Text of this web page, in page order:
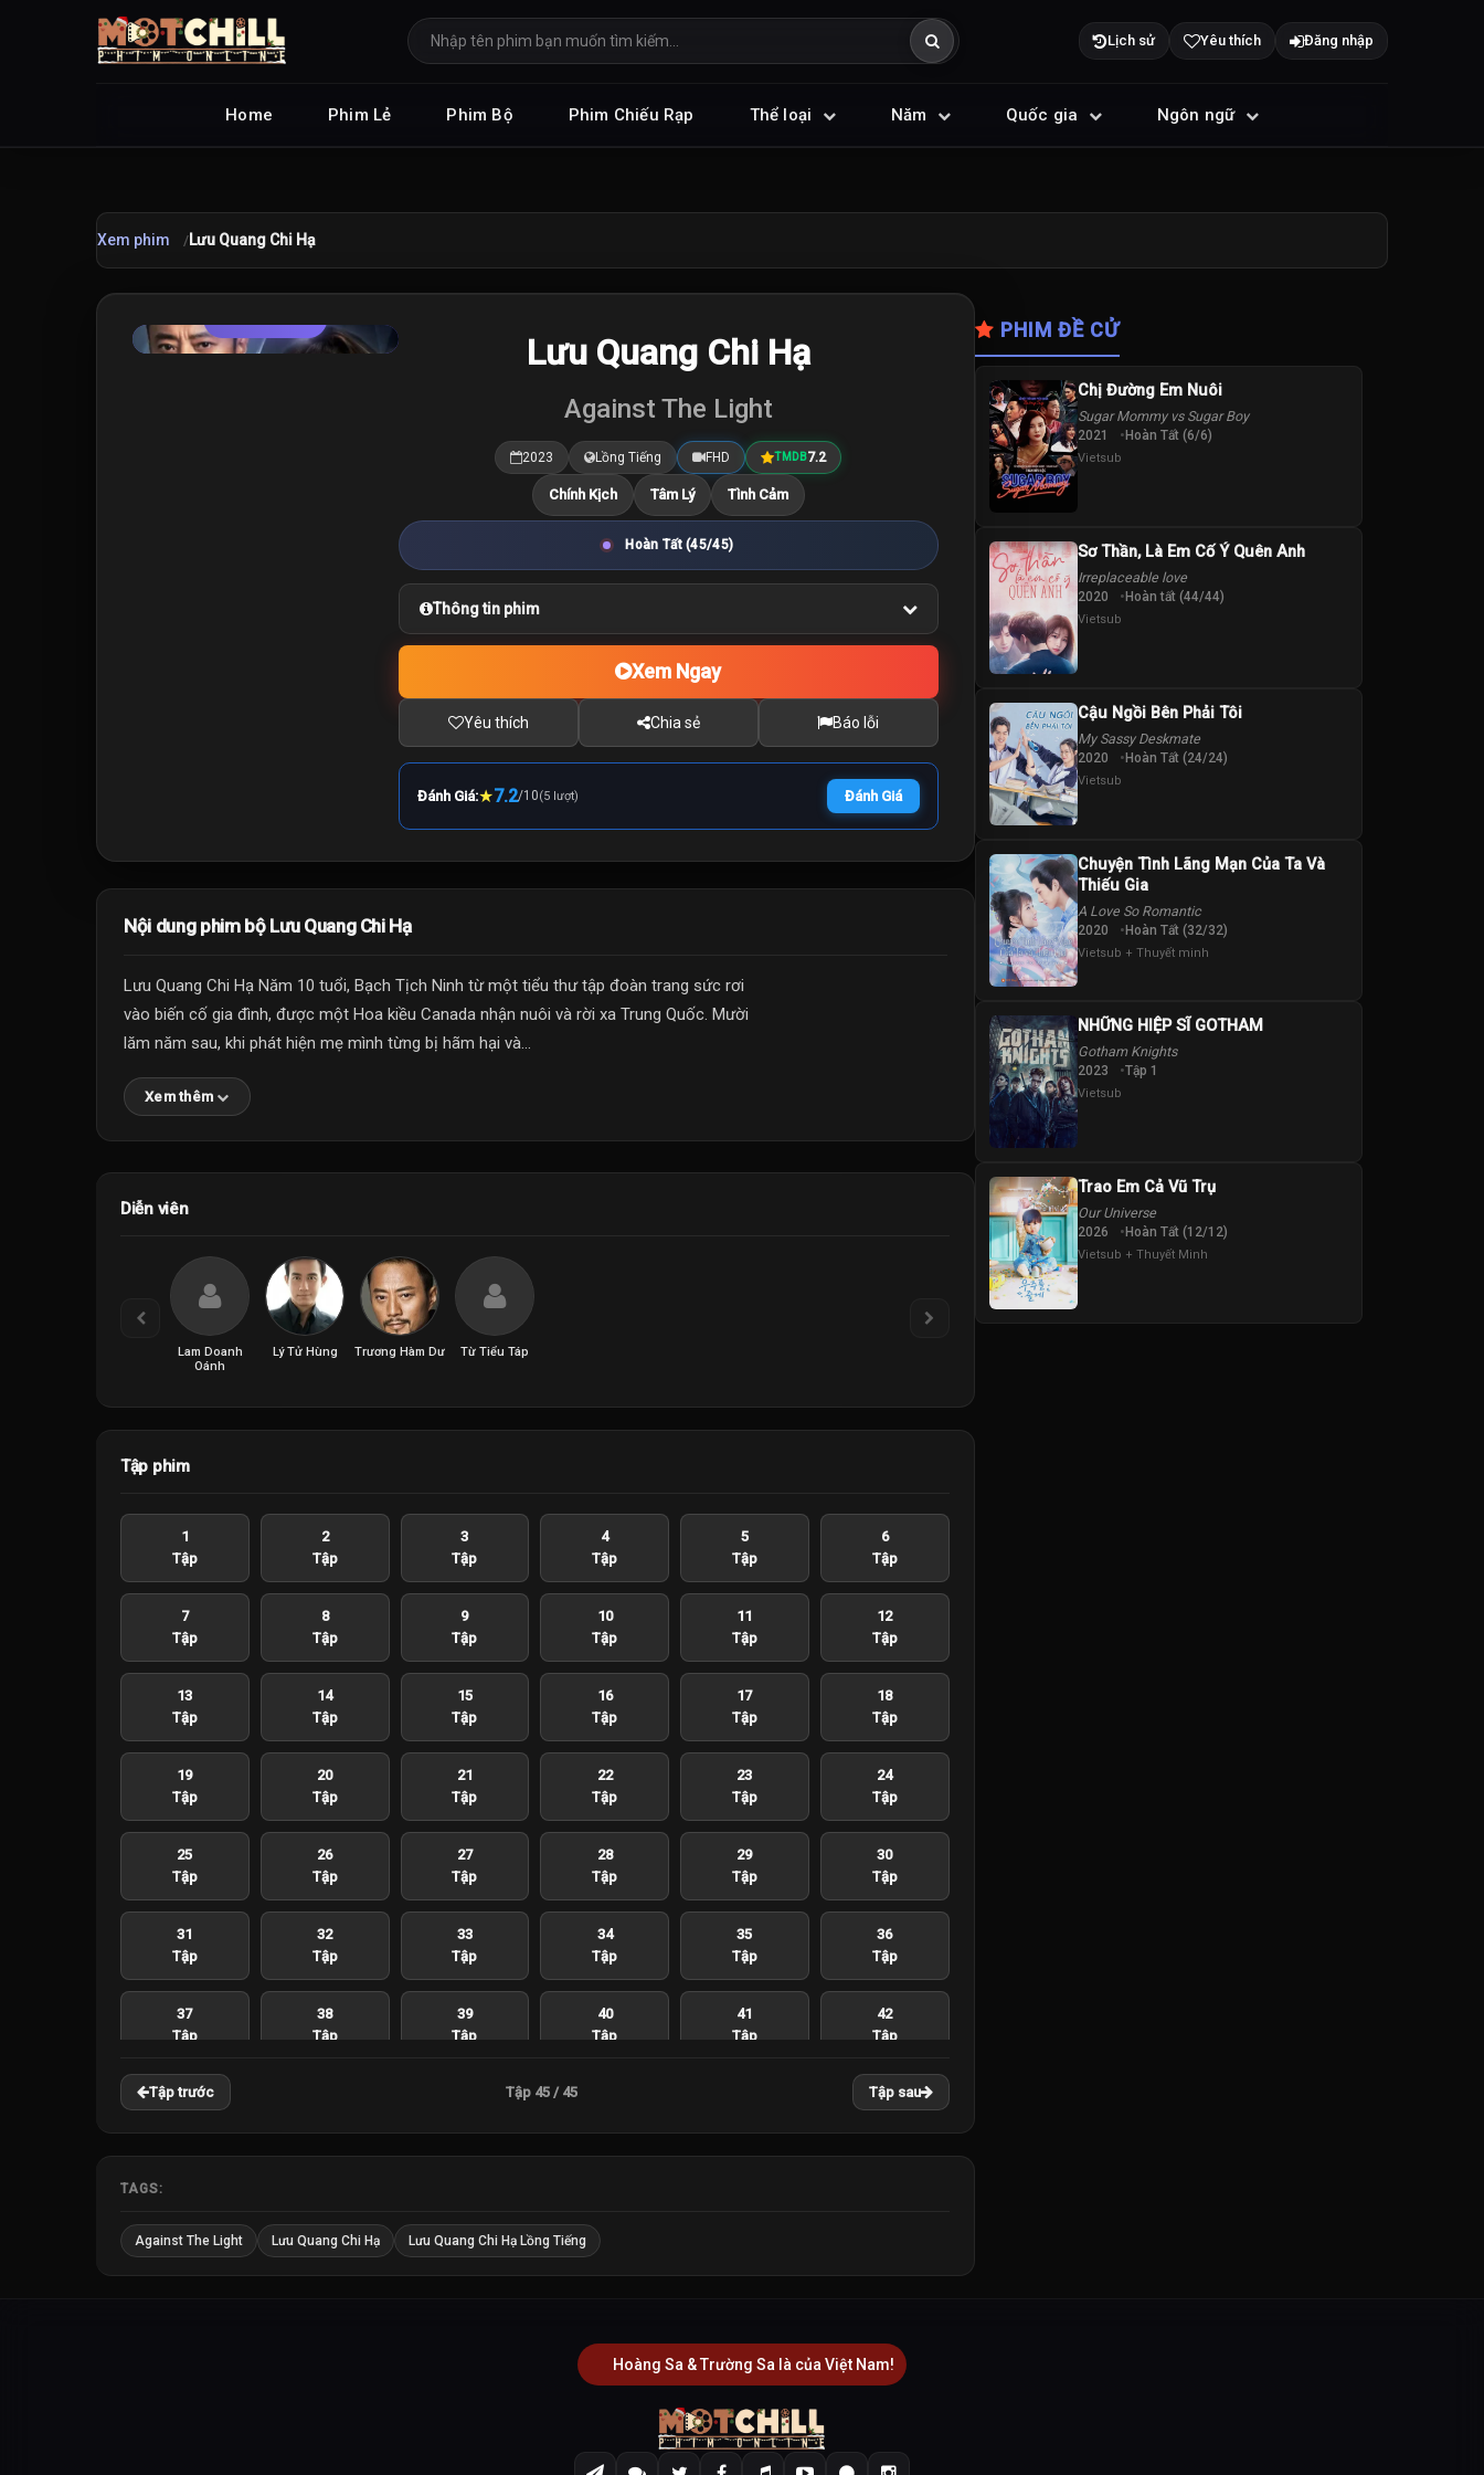
Lịch sử Yêu thích Đăng nhập
Home Phim Lẻ Phim Bộ Phim Chiếu Rạp Thể loại Năm Quốc gia Ngôn ngữ
Xem phim Lưu Quang Chi Hạ
★7.2/10 Lưu Quang Chi Hạ
Against The Light
2023 Lồng Tiếng FHD TMDB7.2
Chính Kịch Tâm Lý Tình Cảm
Hoàn Tất (45/45)
Thông tin phim
Xem Ngay
Yêu thích Chia sẻ Báo lỗi
Đánh Giá:★7.2/10(5 lượt) Đánh Giá
Nội dung phim bộ Lưu Quang Chi Hạ
Lưu Quang Chi Hạ Năm 10 tuổi, Bạch Tịch Ninh từ một tiểu thư tập đoàn trang sức rơi
vào biến cố gia đình, được một Hoa kiều Canada nhận nuôi và rời xa Trung Quốc. Mười
lăm năm sau, khi phát hiện mẹ mình từng bị hãm hại và...
Xem thêm
Diễn viên
Lam Doanh
Oánh
Lý Tử Hùng Trương Hàm Dư Từ Tiểu Táp
Tập phim
1
Tập
2
Tập
3
Tập
4
Tập
5
Tập
6
Tập
7
Tập
8
Tập
9
Tập
10
Tập
11
Tập
12
Tập
13
Tập
14
Tập
15
Tập
16
Tập
17
Tập
18
Tập
19
Tập
20
Tập
21
Tập
22
Tập
23
Tập
24
Tập
25
Tập
26
Tập
27
Tập
28
Tập
29
Tập
30
Tập
31
Tập
32
Tập
33
Tập
34
Tập
35
Tập
36
Tập
37
Tập
38
Tập
39
Tập
40
Tập
41
Tập
42
Tập
43
Tập
Tập trước Tập 45 / 45 Tập sau
TAGS:
Against The Light Lưu Quang Chi Hạ Lưu Quang Chi Hạ Lồng Tiếng
PHIM ĐỀ CỬ
Chị Đường Em Nuôi
Sugar Mommy vs Sugar Boy
2021 Hoàn Tất (6/6)
Vietsub
Sơ Thần, Là Em Cố Ý Quên Anh
Irreplaceable love
2020 Hoàn tất (44/44)
Vietsub
Cậu Ngồi Bên Phải Tôi
My Sassy Deskmate
2020 Hoàn Tất (24/24)
Vietsub
Chuyện Tình Lãng Mạn Của Ta Và
Thiếu Gia
A Love So Romantic
2020 Hoàn Tất (32/32)
Vietsub + Thuyết minh
NHỮNG HIỆP SĨ GOTHAM
Gotham Knights
2023 Tập 1
Vietsub
Trao Em Cả Vũ Trụ
Our Universe
2026 Hoàn Tất (12/12)
Vietsub + Thuyết Minh
Hoàng Sa & Trường Sa là của Việt Nam!